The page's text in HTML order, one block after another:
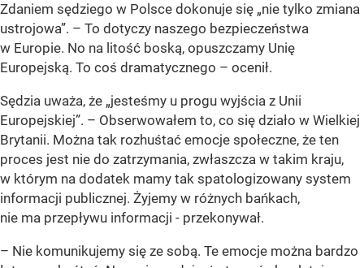
Zdaniem sędziego w Polsce dokonuje się „nie tylko zmiana
ustrojowa”. – To dotyczy naszego bezpieczeństwa
w Europie. No na litość boską, opuszczamy Unię
Europejską. To coś dramatycznego – ocenił.
Sędzia uważa, że „jesteśmy u progu wyjścia z Unii
Europejskiej”. – Obserwowałem to, co się działo w Wielkiej
Brytanii. Można tak rozhuśtać emocje społeczne, że ten
proces jest nie do zatrzymania, zwłaszcza w takim kraju,
w którym na dodatek mamy tak spatologizowany system
informacji publicznej. Żyjemy w różnych bańkach,
nie ma przepływu informacji - przekonywał.
– Nie komunikujemy się ze sobą. Te emocje można bardzo